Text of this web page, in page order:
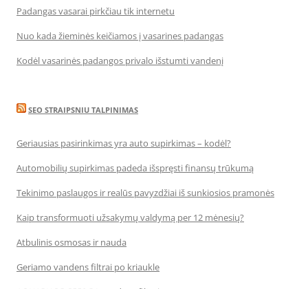
Padangas vasarai pirkčiau tik internetu
Nuo kada žieminės keičiamos į vasarines padangas
Kodėl vasarinės padangos privalo išstumti vandenį
SEO STRAIPSNIU TALPINIMAS
Geriausias pasirinkimas yra auto supirkimas – kodėl?
Automobilių supirkimas padeda išspręsti finansų trūkumą
Tekinimo paslaugos ir realūs pavyzdžiai iš sunkiosios pramonės
Kaip transformuoti užsakymų valdymą per 12 mėnesių?
Atbulinis osmosas ir nauda
Geriamo vandens filtrai po kriaukle